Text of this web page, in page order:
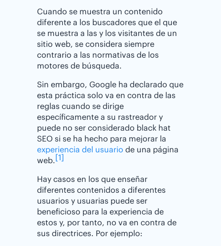
Cuando se muestra un contenido
diferente a los buscadores que el que
se muestra a las y los visitantes de un
sitio web, se considera siempre
contrario a las normativas de los
motores de búsqueda.
Sin embargo, Google ha declarado que
esta práctica solo va en contra de las
reglas cuando se dirige
específicamente a su rastreador y
puede no ser considerado black hat
SEO si se ha hecho para mejorar la
experiencia del usuario de una página
web.[1]
Hay casos en los que enseñar
diferentes contenidos a diferentes
usuarios y usuarias puede ser
beneficioso para la experiencia de
estos y, por tanto, no va en contra de
sus directrices. Por ejemplo: